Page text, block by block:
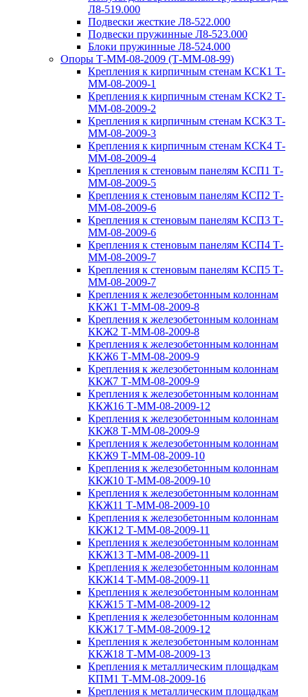
Л8-519.000
Подвески жесткие Л8-522.000
Подвески пружинные Л8-523.000
Блоки пружинные Л8-524.000
Опоры Т-ММ-08-2009 (Т-ММ-08-99)
Крепления к кирпичным стенам КСК1 Т-
ММ-08-2009-1
Крепления к кирпичным стенам КСК2 Т-
ММ-08-2009-2
Крепления к кирпичным стенам КСК3 Т-
ММ-08-2009-3
Крепления к кирпичным стенам КСК4 Т-
ММ-08-2009-4
Крепления к стеновым панелям КСП1 Т-
ММ-08-2009-5
Крепления к стеновым панелям КСП2 Т-
ММ-08-2009-6
Крепления к стеновым панелям КСП3 Т-
ММ-08-2009-6
Крепления к стеновым панелям КСП4 Т-
ММ-08-2009-7
Крепления к стеновым панелям КСП5 Т-
ММ-08-2009-7
Крепления к железобетонным колоннам
ККЖ1 Т-ММ-08-2009-8
Крепления к железобетонным колоннам
ККЖ2 Т-ММ-08-2009-8
Крепления к железобетонным колоннам
ККЖ6 Т-ММ-08-2009-9
Крепления к железобетонным колоннам
ККЖ7 Т-ММ-08-2009-9
Крепления к железобетонным колоннам
ККЖ16 Т-ММ-08-2009-12
Крепления к железобетонным колоннам
ККЖ8 Т-ММ-08-2009-9
Крепления к железобетонным колоннам
ККЖ9 Т-ММ-08-2009-10
Крепления к железобетонным колоннам
ККЖ10 Т-ММ-08-2009-10
Крепления к железобетонным колоннам
ККЖ11 Т-ММ-08-2009-10
Крепления к железобетонным колоннам
ККЖ12 Т-ММ-08-2009-11
Крепления к железобетонным колоннам
ККЖ13 Т-ММ-08-2009-11
Крепления к железобетонным колоннам
ККЖ14 Т-ММ-08-2009-11
Крепления к железобетонным колоннам
ККЖ15 Т-ММ-08-2009-12
Крепления к железобетонным колоннам
ККЖ17 Т-ММ-08-2009-12
Крепления к железобетонным колоннам
ККЖ18 Т-ММ-08-2009-13
Крепления к металлическим площадкам
КПМ1 Т-ММ-08-2009-16
Крепления к металлическим площадкам